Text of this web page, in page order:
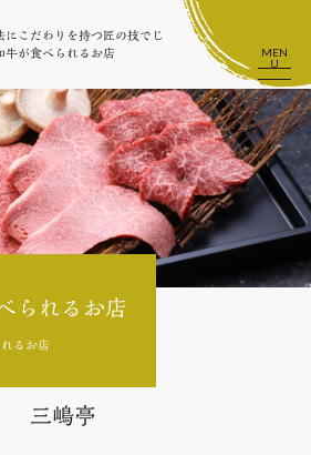
MEN
U
こだわりを持つ匠の技でじ
牛が食べられるお店
られるお店
るお店
三嶋亭